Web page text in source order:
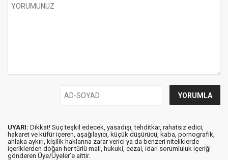
UYARI: Dikkat! Suç teşkil edecek, yasadışı, tehditkar, rahatsız edici,
hakaret ve küfür içeren, aşağılayıcı, küçük düşürücü, kaba, pornografik,
ahlaka aykırı, kişilik haklarına zarar verici ya da benzeri niteliklerde
içeriklerden doğan her türlü mali, hukuki, cezai, idari sorumluluk içeriği
gönderen Üye/Üyeler’e aittir.